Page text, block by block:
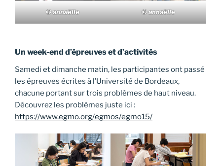
© annaëlle © annaëlle
Un week-end d’épreuves et d’activités
Samedi et dimanche matin, les participantes ont passé
les épreuves écrites à l’Université de Bordeaux,
chacune portant sur trois problèmes de haut niveau.
Découvrez les problèmes juste ici :
https://www.egmo.org/egmos/egmo15/